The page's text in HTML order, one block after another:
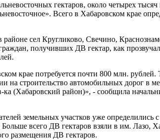
гектаров, около четырех
Всего в Хабаровском крае
сел Кругликово, Свечино,
получивших ДВ гектар, как
крае потребуется почти 800 млн.
на строительство автомобильных дорог в
(Хабаровский район)», - сообщила
земельных участков уже
всего ДВ гектаров взяли в им. Лазо,
размещения ДВ гектаров.